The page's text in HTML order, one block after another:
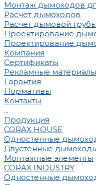
Монтаж дымоходов
Расчет дымоходов
Расчет дымовой трубы
Проектирование
Проектирование
Компания
Сертификаты
Рекламные материалы
Гарантия
Нормативы
Контакты
...
Продукция
CORAX HOUSE
Одностенные
Двустенные
Монтажные элементы
CORAX INDUSTRY
Одностенные